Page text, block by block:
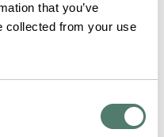
that you’ve
collected from your use